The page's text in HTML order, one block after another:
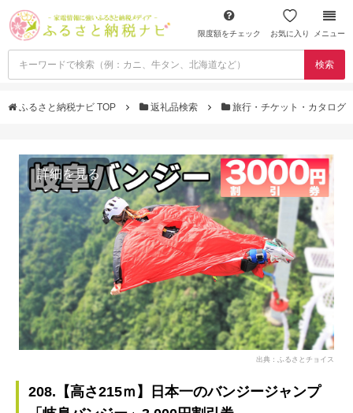
限度額をチェック お気に入り メニュー
検索
ふるさと納税ナビ TOP 返礼品検索 旅行・チケット・カタログ
詳細を見る
出典：ふるさとチョイス
208.【高さ215ｍ】日本一のバンジージャンプ